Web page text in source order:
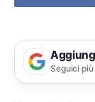
Seguici